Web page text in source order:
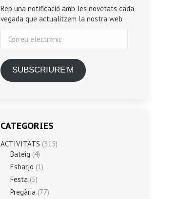
Rep una notificació amb les novetats cada
vegada que actualitzem la nostra web
electrònic
SUBSCRIURE'M
CATEGORIES
ACTIVITATS (315)
Bateig (4)
Esbarjo (1)
Festa (5)
Pregària (77)